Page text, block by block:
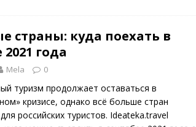
страны: куда поехать в
года
Mela 0
туризм продолжает оставаться в
кризисе, однако всё больше стран
российских туристов. Ideateka.travel